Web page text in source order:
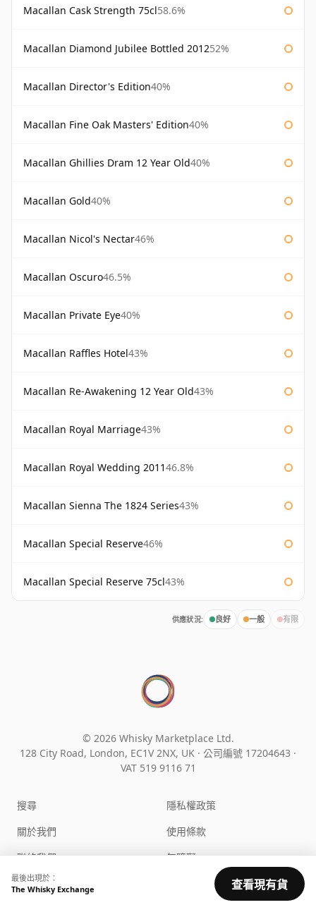
Macallan Cask Strength 75cl58.6%
Macallan Diamond Jubilee Bottled 201252%
Macallan Director's Edition40%
Macallan Fine Oak Masters' Edition40%
Macallan Ghillies Dram 12 Year Old40%
Macallan Gold40%
Macallan Nicol's Nectar46%
Macallan Oscuro46.5%
Macallan Private Eye40%
Macallan Raffles Hotel43%
Macallan Re-Awakening 12 Year Old43%
Macallan Royal Marriage43%
Macallan Royal Wedding 201146.8%
Macallan Sienna The 1824 Series43%
Macallan Special Reserve46%
Macallan Special Reserve 75cl43%
供應狀況: 良好 一般 有限
最後出現於：
The Whisky Exchange
查看現有貨
© 2026 Whisky Marketplace Ltd.
128 City Road, London, EC1V 2NX, UK · 公司編號 17204643 ·
VAT 519 9116 71
搜尋
關於我們
聯絡我們
常見問題
隱私權政策
使用條款
無障礙
Cookie 設定